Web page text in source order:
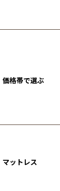
価格帯で選ぶ
マットレス